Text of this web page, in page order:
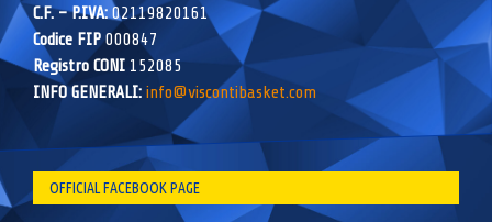
C.F. – P.IVA:02119820161
Codice FIP000847
Registro CONI 152085
INFO GENERALI: info@viscontibasket.com
OFFICIAL FACEBOOK PAGE